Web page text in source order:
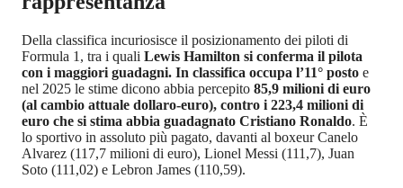
Della classifica incuriosisce il posizionamento dei piloti di
Formula 1, tra i quali Lewis Hamilton si conferma il pilota
con i maggiori guadagni. In classifica occupa l’11° posto e
nel 2025 le stime dicono abbia percepito 85,9 milioni di euro
(al cambio attuale dollaro-euro), contro i 223,4 milioni di
euro che si stima abbia guadagnato Cristiano Ronaldo. È
lo sportivo in assoluto più pagato, davanti al boxeur Canelo
Alvarez (117,7 milioni di euro), Lionel Messi (111,7), Juan
Soto (111,02) e Lebron James (110,59).